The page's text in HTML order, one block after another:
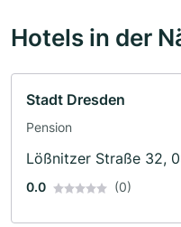
Hotels in der
Stadt Dresden
Pension
Lößnitzer Straße 32,
0.0 (0)